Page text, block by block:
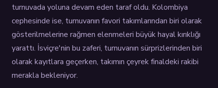
turnuvada yoluna devam eden taraf oldu. Kolombiya
cephesinde ise, turnuvanın favori takımlarından biri olarak
gösterilmelerine rağmen elenmeleri büyük hayal kırıklığı
yarattı. İsviçre'nin bu zaferi, turnuvanın sürprizlerinden biri
olarak kayıtlara geçerken, takımın çeyrek finaldeki rakibi
merakla bekleniyor.